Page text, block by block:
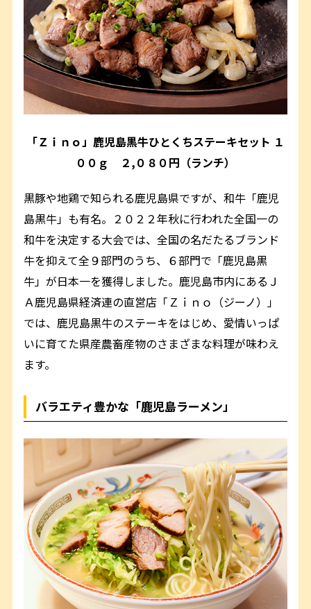
「Ｚｉｎｏ」鹿児島黒牛ひとくちステーキセット １
００ｇ ２,０８０円（ランチ）
黒豚や地鶏で知られる鹿児島県ですが、和牛「鹿児
島黒牛」も有名。２０２２年秋に行われた全国一の
和牛を決定する大会では、全国の名だたるブランド
牛を抑えて全９部門のうち、６部門で「鹿児島黒
牛」が日本一を獲得しました。鹿児島市内にあるＪ
Ａ鹿児島県経済連の直営店「Ｚｉｎｏ（ジーノ）」
では、鹿児島黒牛のステーキをはじめ、愛情いっぱ
いに育てた県産農畜産物のさまざまな料理が味わえ
ます。
バラエティ豊かな「鹿児島ラーメン」